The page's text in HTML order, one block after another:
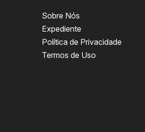
Sobre Nós
Expediente
Política de Privacidade
Termos de Uso